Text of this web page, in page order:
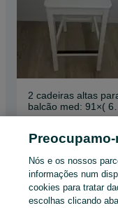
2 cadeiras altas para
balcão med: 91×( 63
até ao assento)IKA
Vila do Conde
10 de julho de 2026
Nós e os nossos
informações num
cookies para tratar
escolhas clicando